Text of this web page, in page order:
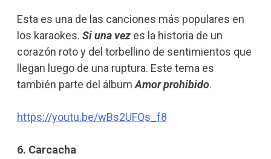
Esta es una de las canciones más populares en
los karaokes. Si una vezes la historia de un
corazón roto y del torbellino de sentimientos que
llegan luego de una ruptura. Este tema es
también parte del álbumAmor prohibido.
https://youtu.be/wBs2UFQs_f8
6. Carcacha